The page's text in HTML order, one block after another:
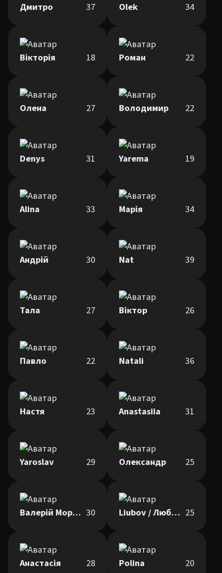
Дмитро 37 Olek 34
Вікторія 18 Роман 22
Олена 27 Володимир 22
Denys 31 Yarema 19
Alina 33 Марія 34
Андрій 30 Nat 39
Тала 27 Віктор 26
Павло 22 Natali 36
Настя 23 Anastasiia 31
Yaroslav 29 Олександр 25
Валерій Моргун 30 Liubov / Любов 25
Анастасія 28 Polina 20